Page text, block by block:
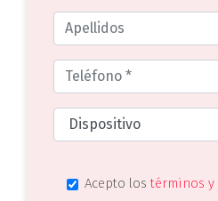
Acepto lostérminos